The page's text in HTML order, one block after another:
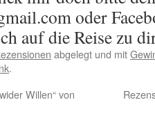
oder
auf die Reise zu
abgelegt und mit
.
Willen“ von